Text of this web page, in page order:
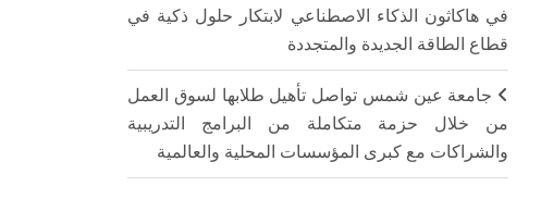
في هاكاثون الذكاء الاصطناعي لابتكار حلول ذكية في
قطاع الطاقة الجديدة والمتجددة
جامعة عين شمس تواصل تأهيل طلابها لسوق العمل
من خلال حزمة متكاملة من البرامج التدريبية
والشراكات مع كبرى المؤسسات المحلية والعالمية